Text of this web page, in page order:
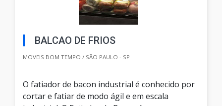
BALCAO DE FRIOS
MOVEIS BOM TEMPO / SÃO PAULO - SP
O fatiador de bacon industrial é conhecido por
cortar e fatiar de modo ágil e em escala